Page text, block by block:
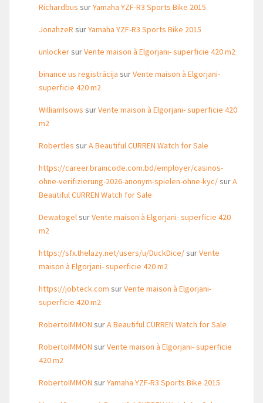
Richardbus surYamaha YZF-R3 Sports Bike 2015
JonahzeR surYamaha YZF-R3 Sports Bike 2015
unlockersurVente maison à Elgorjani- superficie 420 m2
binance us registrācija surVente maison à Elgorjani-
superficie 420 m2
WilliamIsows surVente maison à Elgorjani- superficie 420
m2
Robertles surA Beautiful CURREN Watch for Sale
https://career.braincode.com.bd/employer/casinos-
ohne-verifizierung-2026-anonym-spielen-ohne-kyc/surA
Beautiful CURREN Watch for Sale
DewatogelsurVente maison à Elgorjani- superficie 420
m2
https://sfx.thelazy.net/users/u/DuckDice/surVente
maison à Elgorjani- superficie 420 m2
https://jobteck.com surVente maison à Elgorjani-
superficie 420 m2
RobertoIMMON surA Beautiful CURREN Watch for Sale
RobertoIMMON surVente maison à Elgorjani- superficie
420 m2
RobertoIMMON surYamaha YZF-R3 Sports Bike 2015